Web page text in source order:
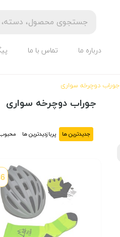
درباره ما تماس با ما
جوراب دوچرخه سواری
جوراب دوچرخه سواری
جدیدترین ها پربازدیدترین ها